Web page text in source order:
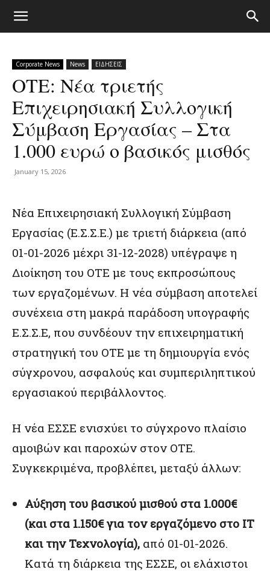
Corporate News News ΕΙΔΗΣΕΙΣ
ΟΤΕ: Νέα τριετής
Επιχειρησιακή Συλλογική
Σύμβαση Εργασίας – Στα
1.000 ευρώ ο βασικός μισθός
January 15, 2026
Νέα Επιχειρησιακή Συλλογική Σύμβαση
Εργασίας (Ε.Σ.Σ.Ε.) με τριετή διάρκεια (από
01-01-2026 μέχρι 31-12-2028) υπέγραψε η
Διοίκηση του ΟΤΕ με τους εκπροσώπους
των εργαζομένων. Η νέα σύμβαση αποτελεί
συνέχεια στη μακρά παράδοση υπογραφής
Ε.Σ.Σ.Ε, που συνδέουν την επιχειρηματική
στρατηγική του ΟΤΕ με τη δημιουργία ενός
σύγχρονου, ασφαλούς και συμπεριληπτικού
εργασιακού περιβάλλοντος.
H νέα ΕΣΣΕ ενισχύει το σύγχρονο πλαίσιο
αμοιβών και παροχών στον ΟΤΕ.
Συγκεκριμένα, προβλέπει, μεταξύ άλλων:
Αύξηση του βασικού μισθού στα 1.000€
(και στα 1.150€ για τον εργαζόμενο στο ΙΤ
και την Τεχνολογία), από 01-01-2026.
Κατά τη διάρκεια της ΕΣΣΕ, οι ελάχιστοι